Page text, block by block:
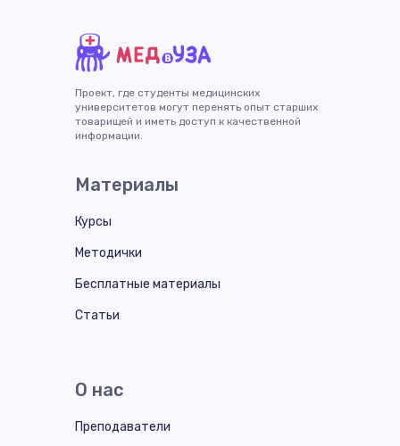
Проект, где студенты медицинских
университетов могут перенять опыт старших
товарищей и иметь доступ к качественной
информации.
Материалы
Курсы
Методички
Бесплатные материалы
Статьи
О нас
Преподаватели